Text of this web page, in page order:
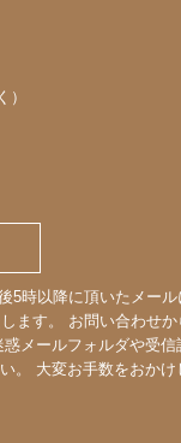
5時以降に頂いたメール
ます。 お問い合わせか
メールフォルダや受信
。 大変お手数をおかけ